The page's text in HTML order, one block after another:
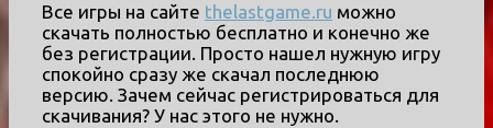
Все игры на сайте thelastgame.ru можно
скачать полностью бесплатно и конечно же
без регистрации. Просто нашел нужную игру
спокойно сразу же скачал последнюю
версию. Зачем сейчас регистрироваться для
скачивания? У нас этого не нужно.